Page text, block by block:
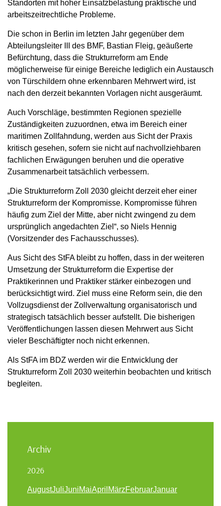
Standorten mit hoher Einsatzbelastung praktische und
arbeitszeitrechtliche Probleme.
Die schon in Berlin im letzten Jahr gegenüber dem
Abteilungsleiter III des BMF, Bastian Fleig, geäußerte
Befürchtung, dass die Strukturreform am Ende
möglicherweise für einige Bereiche lediglich ein Austausch
von Türschildern ohne erkennbaren Mehrwert wird, ist
nach den derzeit bekannten Vorlagen nicht ausgeräumt.
Auch Vorschläge, bestimmten Regionen spezielle
Zuständigkeiten zuzuordnen, etwa im Bereich einer
maritimen Zollfahndung, werden aus Sicht der Praxis
kritisch gesehen, sofern sie nicht auf nachvollziehbaren
fachlichen Erwägungen beruhen und die operative
Zusammenarbeit tatsächlich verbessern.
„Die Strukturreform Zoll 2030 gleicht derzeit eher einer
Strukturreform der Kompromisse. Kompromisse führen
häufig zum Ziel der Mitte, aber nicht zwingend zu dem
ursprünglich angedachten Ziel“, so Niels Hennig
(Vorsitzender des Fachausschusses).
Aus Sicht des StFA bleibt zu hoffen, dass in der weiteren
Umsetzung der Strukturreform die Expertise der
Praktikerinnen und Praktiker stärker einbezogen und
berücksichtigt wird. Ziel muss eine Reform sein, die den
Vollzugsdienst der Zollverwaltung organisatorisch und
strategisch tatsächlich besser aufstellt. Die bisherigen
Veröffentlichungen lassen diesen Mehrwert aus Sicht
vieler Beschäftigter noch nicht erkennen.
Als StFA im BDZ werden wir die Entwicklung der
Strukturreform Zoll 2030 weiterhin beobachten und kritisch
begleiten.
Archiv
2026
AugustJuliJuniMaiApril MärzFebruarJanuar